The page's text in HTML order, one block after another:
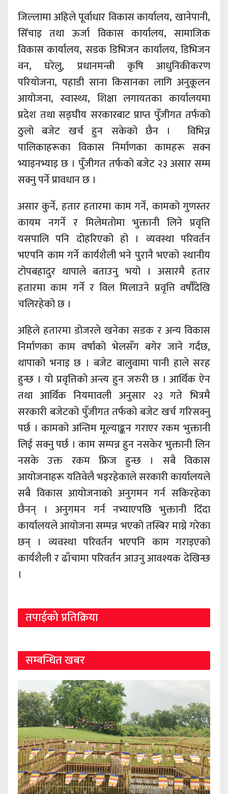
जिल्लामा अहिले पूर्वाधार विकास कार्यालय, खानेपानी,
सिँचाइ तथा ऊर्जा विकास कार्यालय, सामाजिक
विकास कार्यालय, सडक डिभिजन कार्यालय, डिभिजन
वन, घरेलु, प्रधानमन्त्री कृषि आधुनिकीकरण
परियोजना, पहाडी साना किसानका लागि अनुकूलन
आयोजना, स्वास्थ्य, शिक्षा लगायतका कार्यालयमा
प्रदेश तथा सङ्घीय सरकारबाट प्राप्त पुँजीगत तर्फको
ठुलो बजेट खर्च हुन सकेको छैन । विभिन्न
पालिकाहरूका विकास निर्माणका कामहरू सक्न
भ्याइनभ्याइ छ । पुँजीगत तर्फको बजेट २३ असार सम्म
सक्नु पर्ने प्रावधान छ ।
असार कुर्ने, हतार हतारमा काम गर्ने, कामको गुणस्तर
कायम नगर्ने र मिलेमतोमा भुक्तानी लिने प्रवृत्ति
यसपालि पनि दोहरिएको हो । व्यवस्था परिवर्तन
भएपनि काम गर्ने कार्यशैली भने पुरानै भएको स्थानीय
टोपबहादुर थापाले बताउनु भयो । असारमै हतार
हतारमा काम गर्ने र विल मिलाउने प्रवृत्ति वर्षौँदेखि
चलिरहेको छ ।
अहिले हतारमा डोजरले खनेका सडक र अन्य विकास
निर्माणका काम वर्षाको भेलसँग बगेर जाने गर्दछ,
थापाको भनाइ छ । बजेट बालुवामा पानी हाले सरह
हुन्छ । यो प्रवृत्तिको अन्त्य हुन जरुरी छ । आर्थिक ऐन
तथा आर्थिक नियमावली अनुसार २३ गते भित्रमै
सरकारी बजेटको पुँजीगत तर्फको बजेट खर्च गरिसक्नु
पर्छ । कामको अन्तिम मूल्याङ्कन गराएर रकम भुक्तानी
लिई सक्नु पर्छ । काम सम्पन्न हुन नसकेर भुक्तानी लिन
नसके उक्त रकम फ्रिज हुन्छ । सबै विकास
आयोजनाहरू यतिवेलै भइरहेकाले सरकारी कार्यालयले
सबै विकास आयोजनाको अनुगमन गर्न सकिरहेका
छैनन् । अनुगमन गर्न नभ्याएपछि भुक्तानी दिँदा
कार्यालयले आयोजना सम्पन्न भएको तस्बिर माग्ने गरेका
छन् । व्यवस्था परिवर्तन भएपनि काम गराइएको
कार्यशैली र ढाँचामा परिवर्तन आउनु आवश्यक देखिन्छ
।
तपाईको प्रतिक्रिया
सम्बन्धित खबर